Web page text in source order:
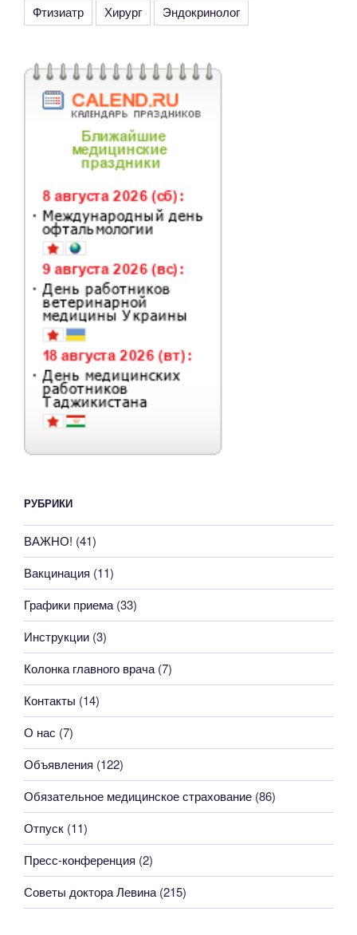
Фтизиатр
Хирург Эндокринолог
РУБРИКИ
ВАЖНО! (41)
Вакцинация (11)
Графики приема (33)
Инструкции (3)
Колонка главного врача (7)
Контакты (14)
О нас (7)
Объявления (122)
Обязательное медицинское страхование (86)
Отпуск (11)
Пресс-конференция (2)
Советы доктора Левина (215)